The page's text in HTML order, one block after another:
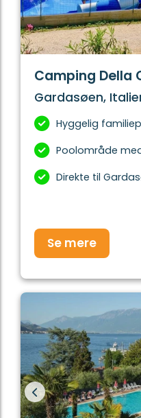
Camping Della
Gardasøen,
Hyggelig
Poolområde
Direkte til
Se mere